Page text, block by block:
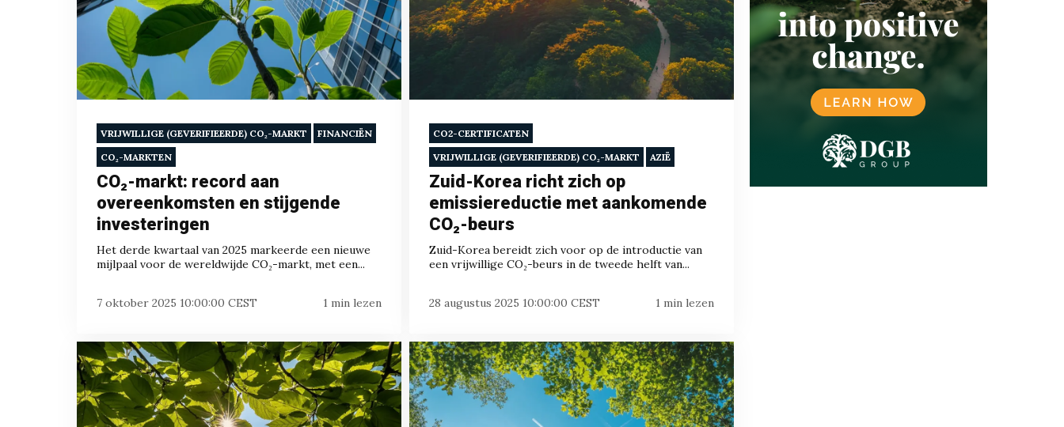
VRIJWILLIGE (GEVERIFIEERDE) CO₂-MARKT
FINANCIËN
CO₂-MARKTEN
CO₂-markt: record aan
overeenkomsten en stijgende
investeringen
Het derde kwartaal van 2025 markeerde een nieuwe
mijlpaal voor de wereldwijde CO₂-markt, met een...
7 oktober 2025 10:00:00 CEST 1 min lezen
CO2-CERTIFICATEN
VRIJWILLIGE (GEVERIFIEERDE) CO₂-MARKT
AZIË
Zuid-Korea richt zich op
emissiereductie met aankomende
CO₂-beurs
Zuid-Korea bereidt zich voor op de introductie van
een vrijwillige CO₂-beurs in de tweede helft van...
28 augustus 2025 10:00:00 CEST 1 min lezen
LATIJNS-AMERIKA
LOKALE GEMEENSCHAPPEN
LUCHTVAART
MANGROVE
MEXICO
MICROSOFT
MILIEU
MORGAN STANLEY
NATUURBESCHERMING
NATUURPROJECTEN
NETFLIX
OEGANDA
ONTBOSSING
OVERHEID
PAKISTAN